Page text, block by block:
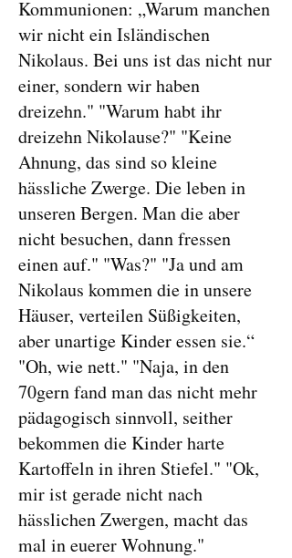
Kommunionen: „Warum manchen
wir nicht ein Isländischen
Nikolaus. Bei uns ist das nicht nur
einer, sondern wir haben
dreizehn." "Warum habt ihr
dreizehn Nikolause?" "Keine
Ahnung, das sind so kleine
hässliche Zwerge. Die leben in
unseren Bergen. Man die aber
nicht besuchen, dann fressen
einen auf." "Was?" "Ja und am
Nikolaus kommen die in unsere
Häuser, verteilen Süßigkeiten,
aber unartige Kinder essen sie.“
"Oh, wie nett." "Naja, in den
70gern fand man das nicht mehr
pädagogisch sinnvoll, seither
bekommen die Kinder harte
Kartoffeln in ihren Stiefel." "Ok,
mir ist gerade nicht nach
hässlichen Zwergen, macht das
mal in euerer Wohnung."